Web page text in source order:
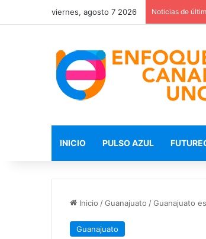
viernes, agosto 7 2026 Noticias de
INICIO PULSO AZUL
Inicio /Guanajuato /Guanajuato
Guanajuato